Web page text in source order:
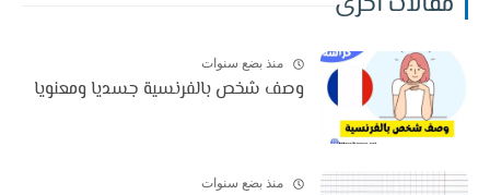
منذ بضع سنوات
وصف شخص بالفرنسية جسديا ومعنويا
منذ بضع سنوات